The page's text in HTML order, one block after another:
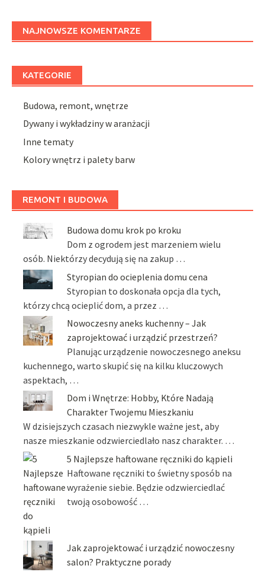
NAJNOWSZE KOMENTARZE
KATEGORIE
Budowa, remont, wnętrze
Dywany i wykładziny w aranżacji
Inne tematy
Kolory wnętrz i palety barw
REMONT I BUDOWA
Budowa domu krok po kroku
Dom z ogrodem jest marzeniem wielu
osób. Niektórzy decydują się na zakup …
Styropian do ocieplenia domu cena
Styropian to doskonała opcja dla tych,
którzy chcą ocieplić dom, a przez …
Nowoczesny aneks kuchenny – Jak
zaprojektować i urządzić przestrzeń?
Planując urządzenie nowoczesnego aneksu
kuchennego, warto skupić się na kilku kluczowych
aspektach, …
Dom i Wnętrze: Hobby, Które Nadają
Charakter Twojemu Mieszkaniu
W dzisiejszych czasach niezwykle ważne jest, aby
nasze mieszkanie odzwierciedlało nasz charakter. …
5 Najlepsze haftowane ręczniki do kąpieli
Haftowane ręczniki to świetny sposób na
wyrażenie siebie. Będzie odzwierciedlać
twoją osobowość …
Jak zaprojektować i urządzić nowoczesny
salon? Praktyczne porady